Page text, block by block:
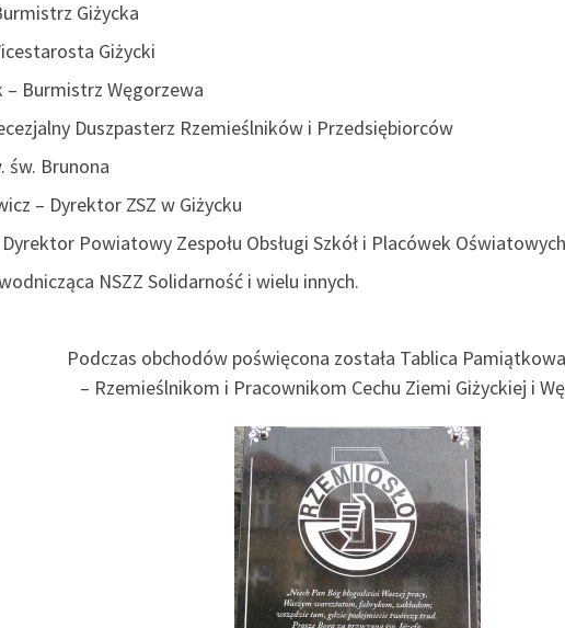
Giżycka
Giżycki
Burmistrz Węgorzewa
Duszpasterz Rzemieślników i Przedsiębiorców
św. Brunona
– Dyrektor ZSZ w Giżycku
Powiatowy Zespołu Obsługi Szkół i Placówek
NSZZ Solidarność i wielu innych.
Podczas obchodów poświęcona została Tablica
– Rzemieślnikom i Pracownikom Cechu Ziemi Giżyckiej i